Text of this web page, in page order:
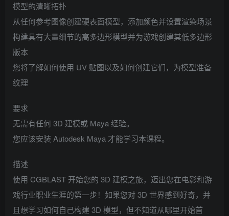
模型的清晰拓扑
从任何参考图像创建硬表面模型，添加颜色并设置渲染场景
构建具有大量细节的高多边形模型并为游戏创建其低多边形
版本
您将了解如何使用 UV 贴图以及如何创建它们，为模型准备
纹理
要求
无需有任何 3D 建模或 Maya 经验。
您应该安装 Autodesk Maya 才能学习本课程。
描述
使用 CGBLAST 开始您的 3D 建模之旅，迈出您在电影和游
戏行业职业生涯的第一步！如果您对 3D 世界感到好奇，并
且想学习如何自己构建 3D 模型，但不知道从哪里开始首